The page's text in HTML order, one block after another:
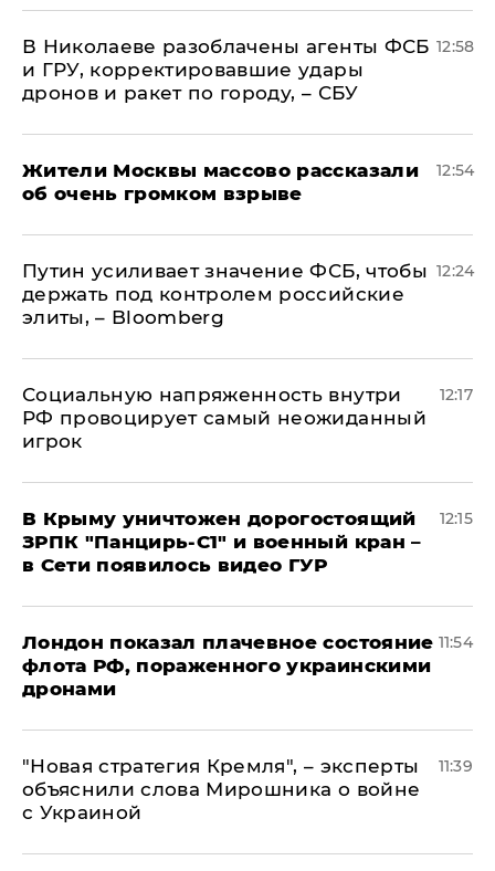
В Николаеве разоблачены агенты ФСБ
и ГРУ, корректировавшие удары
дронов и ракет по городу, – СБУ
12:58
Жители Москвы массово рассказали
об очень громком взрыве
12:54
Путин усиливает значение ФСБ, чтобы
держать под контролем российские
элиты, – Bloomberg
12:24
Социальную напряженность внутри
РФ провоцирует самый неожиданный
игрок
12:17
В Крыму уничтожен дорогостоящий
ЗРПК "Панцирь-С1" и военный кран –
в Сети появилось видео ГУР
12:15
Лондон показал плачевное состояние
флота РФ, пораженного украинскими
дронами
11:54
"Новая стратегия Кремля", – эксперты
объяснили слова Мирошника о войне
с Украиной
11:39